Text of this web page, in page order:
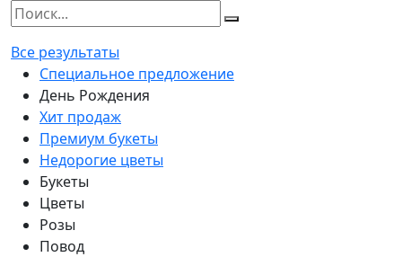
Все результаты
Специальное предложение
День Рождения
Хит продаж
Премиум букеты
Недорогие цветы
Букеты
Цветы
Розы
Повод